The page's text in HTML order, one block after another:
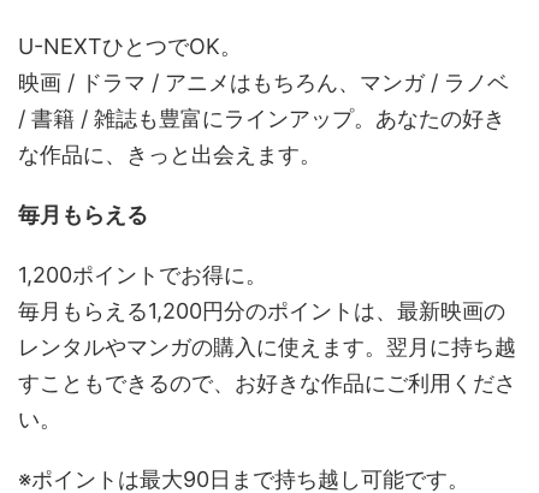
U-NEXTひとつでOK。
映画 / ドラマ / アニメはもちろん、マンガ / ラノベ
/ 書籍 / 雑誌も豊富にラインアップ。あなたの好き
な作品に、きっと出会えます。
毎月もらえる
1,200ポイントでお得に。
毎月もらえる1,200円分のポイントは、最新映画の
レンタルやマンガの購入に使えます。翌月に持ち越
すこともできるので、お好きな作品にご利用くださ
い。
※ポイントは最大90日まで持ち越し可能です。